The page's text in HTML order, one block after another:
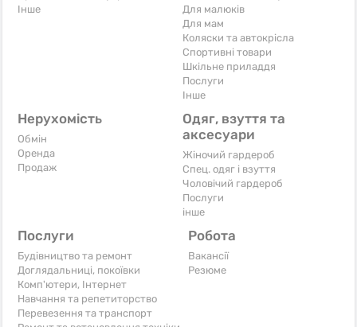
Iнше
Для малюків
Для мам
Коляски та автокрісла
Спортивні товари
Шкільне приладдя
Послуги
Iнше
Нерухомість
Обмін
Оренда
Продаж
Одяг, взуття та
аксесуари
Жіночий гардероб
Спец. одяг і взуття
Чоловічий гардероб
Послуги
інше
Послуги
Будівництво та ремонт
Доглядальниці, покоївки
Комп'ютери, Інтернет
Навчання та репетиторство
Перевезення та транспорт
Робота
Вакансії
Резюме